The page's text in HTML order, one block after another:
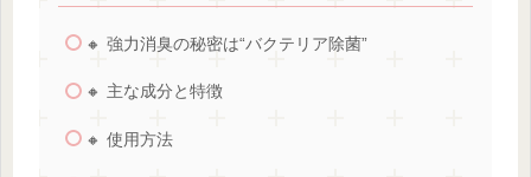
🔸 強力消臭の秘密は“バクテリア除菌”
🔸 主な成分と特徴
🔸 使用方法